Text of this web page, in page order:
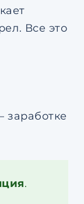
Все это
заработке
.